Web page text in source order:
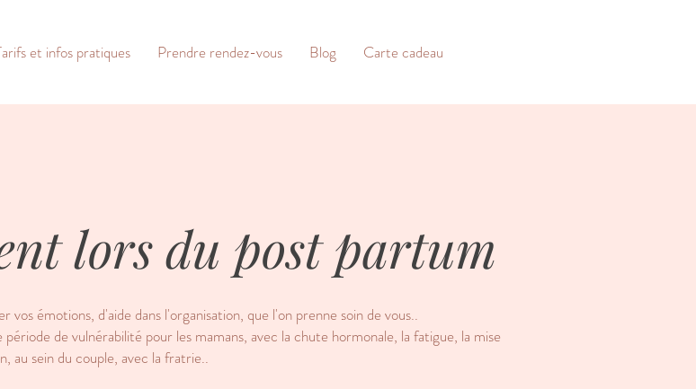
et infos pratiques Prendre rendez-vous Blog Carte cadeau
lors du post partum
vos émotions, d'aide dans l'organisation, que l'on prenne soin de vous..
de vulnérabilité pour les mamans, avec la chute hormonale, la fatigue, la mise
au sein du couple, avec la fratrie..